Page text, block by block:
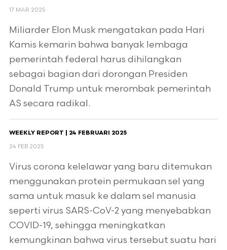
17 MAR 2025
Miliarder Elon Musk mengatakan pada Hari
Kamis kemarin bahwa banyak lembaga
pemerintah federal harus dihilangkan
sebagai bagian dari dorongan Presiden
Donald Trump untuk merombak pemerintah
AS secara radikal.
WEEKLY REPORT | 24 FEBRUARI 2025
24 FEB 2025
Virus corona kelelawar yang baru ditemukan
menggunakan protein permukaan sel yang
sama untuk masuk ke dalam sel manusia
seperti virus SARS-CoV-2 yang menyebabkan
COVID-19, sehingga meningkatkan
kemungkinan bahwa virus tersebut suatu hari